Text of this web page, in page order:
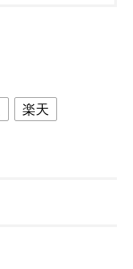
楽天